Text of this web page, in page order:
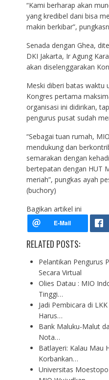
“Kami berharap akan
yang kredibel dani bisa
makin berkibar”,
Senada dengan Ghea,
DKI Jakarta, Ir Agung
akan diselenggarakan
Meski diberi batas waktu
Kongres pertama
organisasi ini didirikan,
pengurus pusat sudah
“Sebagai tuan rumah,
mendukung dan
semarakan dengan
bertepatan dengan HUT
meriah”, pungkas ayah
(buchory)
Bagikan artikel ini
RELATED POSTS:
Pelantikan Pengurus
Secara Virtual
Olies Datau : MIO
Tinggi…
Jadi Pembicara di
Harus…
Bank Maluku-Malut
Nota…
Batlayeri: Kalau Mau
Korbankan…
Universitas